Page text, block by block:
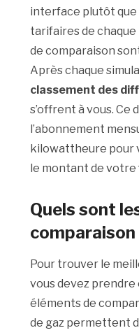
interface plutôt que
tarifaires de
de comparaison
Après chaque
classement des
s’offrent à vous. Ce
l’abonnement
kilowattheure pour
le montant de
Quels sont
Pour trouver le
vous devez
éléments de
de gaz permettent